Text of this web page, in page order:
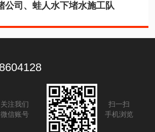
公司、蛙人水下堵水施工队
关注我们
微信账号
扫一扫
手机浏览